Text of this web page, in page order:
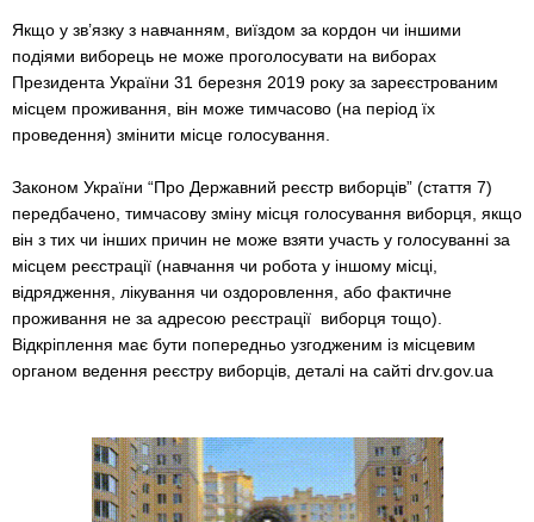
Якщо у зв’язку з навчанням, виїздом за кордон чи іншими
подіями виборець не може проголосувати на виборах
Президента України 31 березня 2019 року за зареєстрованим
місцем проживання, він може тимчасово (на період їх
проведення) змінити місце голосування.
Законом України “Про Державний реєстр виборців” (стаття 7)
передбачено, тимчасову зміну місця голосування виборця, якщо
він з тих чи інших причин не може взяти участь у голосуванні за
місцем реєстрації (навчання чи робота у іншому місці,
відрядження, лікування чи оздоровлення, або фактичне
проживання не за адресою реєстрації виборця тощо).
Відкріплення має бути попередньо узгодженим із місцевим
органом ведення реєстру виборців, деталі на сайті drv.gov.ua